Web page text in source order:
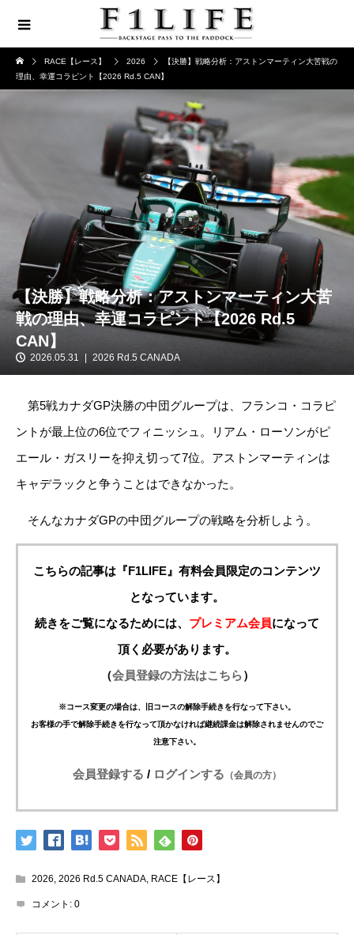
RACE【レース】 2026
【決勝】戦略分析：アストンマーティン大苦戦の
理由、幸運コラピント【2026 Rd.5 CAN】
【決勝】戦略分析：アストンマーティン大苦
戦の理由、幸運コラピント【2026 Rd.5
CAN】
2026.05.31 2026 Rd.5 CANADA
第5戦カナダGP決勝の中団グループは、フランコ・コラピ
ントが最上位の6位でフィニッシュ。リアム・ローソンがピ
エール・ガスリーを抑え切って7位。アストンマーティンは
キャデラックと争うことはできなかった。
そんなカナダGPの中団グループの戦略を分析しよう。
こちらの記事は『F1LIFE』有料会員限定のコンテンツ
となっています。
続きをご覧になるためには、 プレミアム会員になって
頂く必要があります。
（会員登録の方法はこちら）
※コース変更の場合は、旧コースの解除手続きを行なって下さい。
お客様の手で解除手続きを行なって頂かなければ継続課金は解除されませんのでご
注意下さい。
会員登録する / ログインする （会員の方）
2026, 2026 Rd.5 CANADA, RACE【レース】
コメント: 0